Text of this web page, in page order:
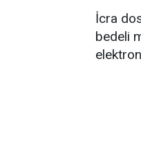
İcra
bedeli